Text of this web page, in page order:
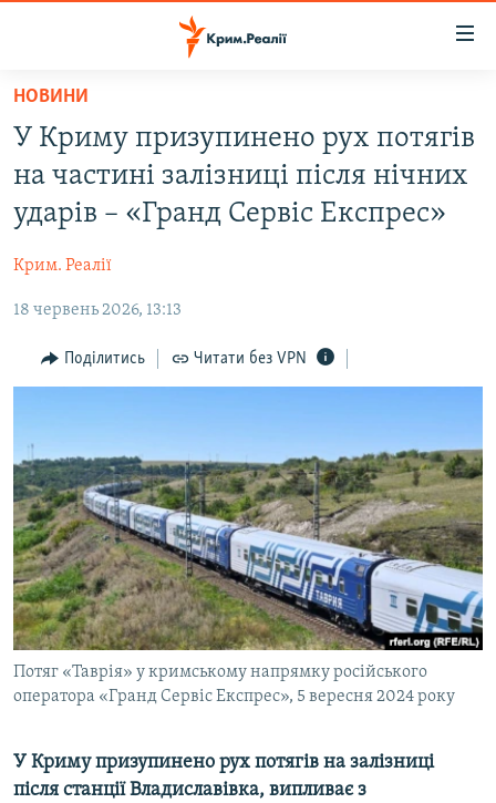
Перейти
основного
матеріалу
Перейти
до
основної
навігації
Перейти
пошуку
ВОДА.КРИМ
ВІДЕО ТА ФОТО
БЛОГИ
ПОГЛЯД
ІНТЕРВ'Ю
ДЕПОРТАЦІЯ
ВІДЕОУРОКИ «ELIFBE»
СВІДЧЕННЯ ОКУПАЦІЇ
УКРАЇНСЬКА ПРОБЛЕМА КРИМУ
ІНФОГРАФІКА
ЯК ОБІЙТИ БЛОКУВАННЯ
Русский
Qırımtatar
ДОЛУЧАЙСЯ!
НОВИНИ
У Криму призупинено рух потягів
на частині залізниці після нічних
ударів – «Гранд Сервіс Експрес»
Крим. Реалії
18 червень 2026, 13:13
Поділитись Читати без VPN
Потяг «Таврія» у кримському напрямку російського
оператора «Гранд Сервіс Експрес», 5 вересня 2024 року
У Криму призупинено рух потягів на залізниці
після станції Владиславівка, випливає з